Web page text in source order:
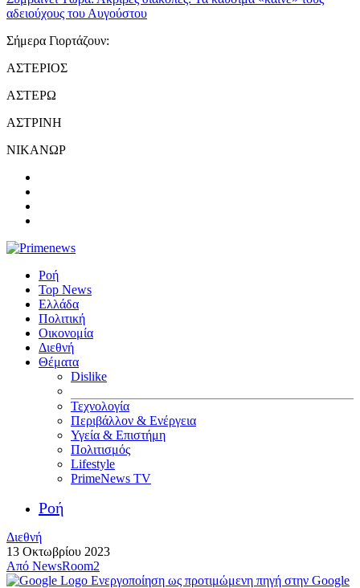
αδειούχους του Αυγούστου
Σήμερα Γιορτάζουν:
ΑΣΤΕΡΙΟΣ
ΑΣΤΕΡΩ
ΑΣΤΡΙΝΗ
ΝΙΚΑΝΩΡ
Ροή
Top News
Ελλάδα
Πολιτική
Οικονομία
Διεθνή
Θέματα
Dislike
Τεχνολογία
Περιβάλλον & Ενέργεια
Υγεία & Επιστήμη
Πολιτισμός
Lifestyle
PrimeNews TV
Ροή
Διεθνή
13 Οκτωβρίου 2023
Από NewsRoom2
Ενεργοποίηση ως προτιμώμενη πηγή στην Google